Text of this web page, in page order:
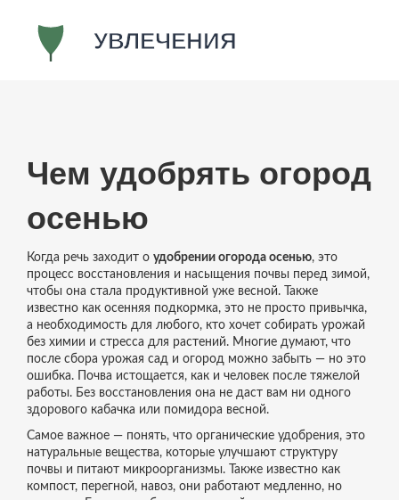
Чем удобрять огород
осенью
Когда речь заходит о удобрении огорода осенью, это
процесс восстановления и насыщения почвы перед зимой,
чтобы она стала продуктивной уже весной. Также
известно как осенняя подкормка, это не просто привычка,
а необходимость для любого, кто хочет собирать урожай
без химии и стресса для растений.Многие думают, что
после сбора урожая сад и огород можно забыть — но это
ошибка. Почва истощается, как и человек после тяжелой
работы. Без восстановления она не даст вам ни одного
здорового кабачка или помидора весной.
Самое важное — понять, что органические удобрения, это
натуральные вещества, которые улучшают структуру
почвы и питают микроорганизмы. Также известно как
компост, перегной, навоз, они работают медленно, но